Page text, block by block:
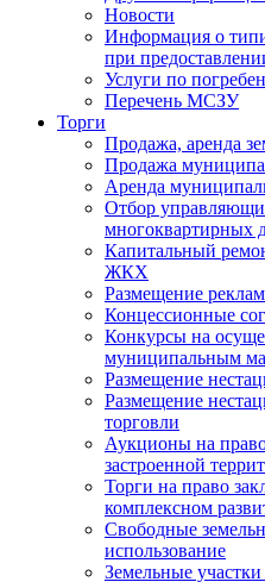
Новости
Информация о
при
Услуги по
Перечень МСЗУ
Торги
Продажа, аренда
Продажа
Аренда
Отбор
многоквартирных
Капитальный
ЖКХ
Размещение
Концессионные
Конкурсы на
муниципальным
Размещение
Размещение
торговли
Аукционы на
застроенной
Торги на право
комплексном
Свободные
использование
Земельные